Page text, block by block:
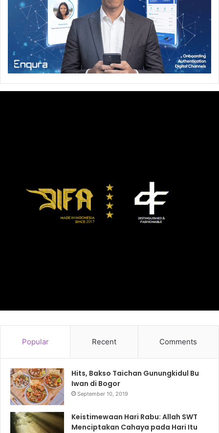
Popular Recent Comments
Hits, Bakso Taichan Gunungkidul Bu
Iwan di Bogor
September 10, 2019
Keistimewaan Hari Rabu: Allah SWT
Menciptakan Cahaya pada Hari Itu